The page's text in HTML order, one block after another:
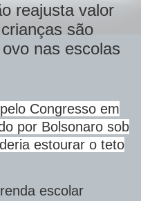
reajusta valor
são
nas escolas
Congresso em
por Bolsonaro sob
estourar o teto